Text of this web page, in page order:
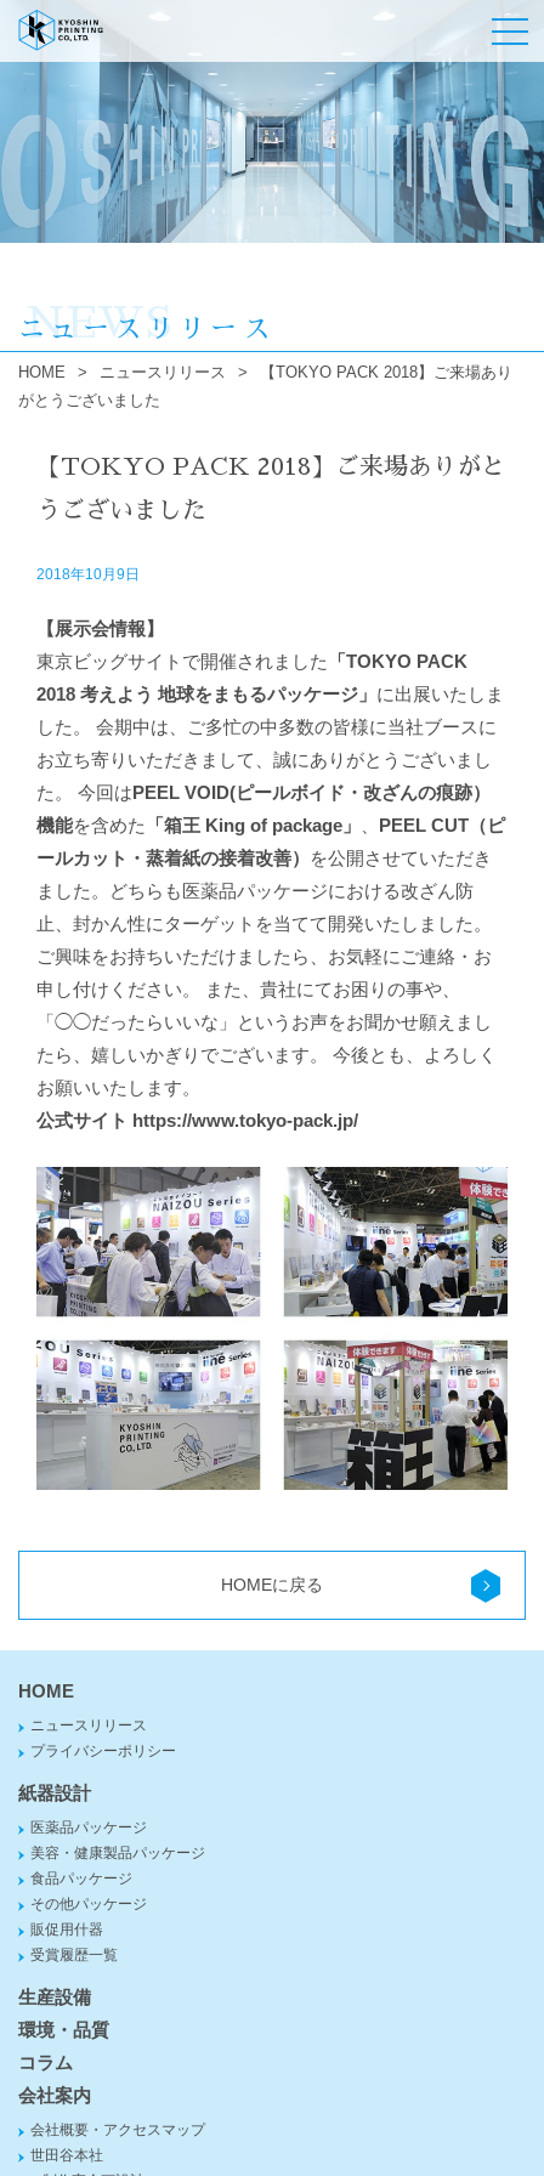
ニュースリリース
NEWS
HOME > ニュースリリース >
【TOKYO PACK 2018】ご来場あり
がとうございました
【TOKYO PACK 2018】ご来場ありがと
うございました
2018年10月9日
【展示会情報】
東京ビッグサイトで開催されました
「TOKYO PACK
2018 考えよう 地球をまもるパッケージ」 に出展いたしま
した。 会期中は、ご多忙の中多数の皆様に当社ブースに
お立ち寄りいただきまして、誠にありがとうございまし
た。 今回はPEEL VOID(ピールボイド・改ざんの痕跡）
機能を含めた 「箱王 King of package」
PEEL CUT（ピ
ールカット・蒸着紙の接着改善）
を公開させていただき
ました。どちらも医薬品パッケージにおける改ざん防
止、封かん性にターゲットを当てて開発いたしました。
ご興味をお持ちいただけましたら、お気軽にご連絡・お
申し付けください。 また、貴社にてお困りの事や、
「◯◯だったらいいな」というお声をお聞かせ願えまし
たら、嬉しいかぎりでございます。 今後とも、よろしく
お願いいたします。
公式サイト https://www.tokyo-pack.jp/
HOMEに戻る
HOME
ニュースリリース
プライバシーポリシー
紙器設計
医薬品パッケージ
美容・健康製品パッケージ
食品パッケージ
その他パッケージ
販促用什器
受賞履歴一覧
生産設備
環境・品質
コラム
会社案内
会社概要・アクセスマップ
世田谷本社